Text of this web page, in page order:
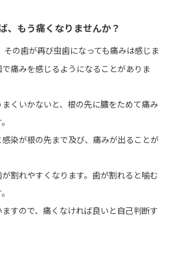
ば、もう痛くなりませんか？
その歯が再び虫歯になっても痛みは感じま
痛みを感じるようになることがありま
まくいかないと、根の先に膿をためて痛み
感染が根の先まで及び、痛みが出ることが
が割れやすくなります。歯が割れると噛む
すので、痛くなければ良いと自己判断す